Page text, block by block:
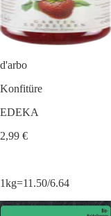
d'arbo
Konfitüre
EDEKA
2,99 €
1kg=11.50/6.64